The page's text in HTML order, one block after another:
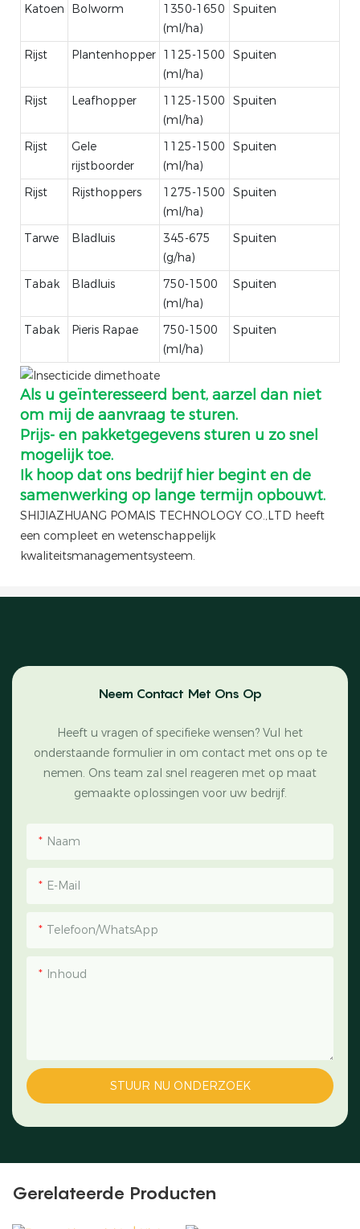
Katoen Bolworm
1350-1650
(ml/ha)
Spuiten
Rijst Plantenhopper 1125-1500
(ml/ha)
Spuiten
Rijst Leafhopper
1125-1500
(ml/ha)
Spuiten
Rijst
Gele
rijstboorder
1125-1500
(ml/ha)
Spuiten
Rijst Rijsthoppers
1275-1500
(ml/ha)
Spuiten
Tarwe Bladluis
345-675
(g/ha)
Spuiten
Tabak Bladluis
750-1500
(ml/ha)
Spuiten
Tabak Pieris Rapae
750-1500
(ml/ha)
Spuiten
Als u geïnteresseerd bent, aarzel dan niet
om mij de aanvraag te sturen.
Prijs- en pakketgegevens sturen u zo snel
mogelijk toe.
Ik hoop dat ons bedrijf hier begint en de
samenwerking op lange termijn opbouwt.
SHIJIAZHUANG POMAIS TECHNOLOGY CO.,LTD heeft
een compleet en wetenschappelijk
kwaliteitsmanagementsysteem.
Neem Contact Met Ons Op
Heeft u vragen of specifieke wensen? Vul het
onderstaande formulier in om contact met ons op te
nemen. Ons team zal snel reageren met op maat
gemaakte oplossingen voor uw bedrijf.
Naam
E-Mail
Telefoon/WhatsApp
Inhoud
STUUR NU ONDERZOEK
Gerelateerde Producten